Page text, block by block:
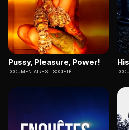
Pussy, Pleasure, Power!
DOCUMENTAIRES SOCIÉTÉ